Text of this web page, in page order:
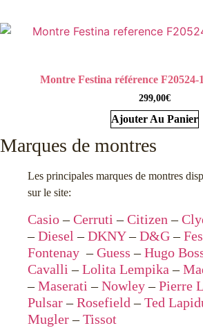
Montre Festina référence
299,00€
Ajouter Au Panier
Marques de montres
Les principales marques de montres
sur le site:
Casio–Cerruti –Citizen–
–Diesel –DKNY–D&G–
Fontenay –Guess –Hugo
Cavalli –Lolita Lempika–
–Maserati –Nowley–Pierre
Pulsar–Rosefield–Ted
Mugler–Tissot